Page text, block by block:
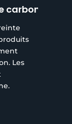
carbone
Les